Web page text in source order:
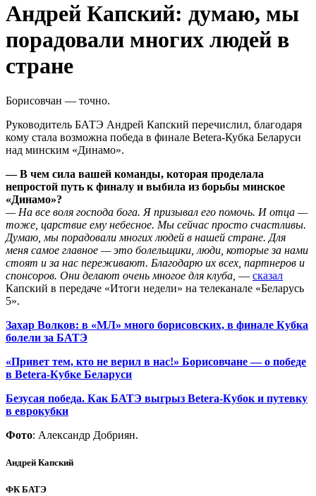
Андрей Капский: думаю, мы
порадовали многих людей в
стране
Борисовчан — точно.
Руководитель БАТЭ Андрей Капский перечислил, благодаря
кому стала возможна победа в финале Betera-Кубка Беларуси
над минским «Динамо».
— В чем сила вашей команды, которая проделала
непростой путь к финалу и выбила из борьбы минское
«Динамо»?
— На все воля господа бога. Я призывал его помочь. И отца —
тоже, царствие ему небесное. Мы сейчас просто счастливы.
Думаю, мы порадовали многих людей в нашей стране. Для
меня самое главное — это болельщики, люди, которые за нами
стоят и за нас переживают. Благодарю их всех, партнеров и
спонсоров. Они делают очень многое для клуба, — сказал
Капский в передаче «Итоги недели» на телеканале «Беларусь
5».
Захар Волков: в «МЛ» много борисовских, в финале Кубка
болели за БАТЭ
«Привет тем, кто не верил в нас!» Борисовчане — о победе
в Betera-Кубке Беларуси
Безусая победа. Как БАТЭ выгрыз Betera-Кубок и путевку
в еврокубки
Фото: Александр Добриян.
Андрей Капский
ФК БАТЭ